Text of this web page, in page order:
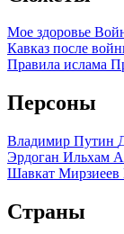
Мое здоровье
Кавказ после
Правила ислама
Персоны
Владимир Путин
Эрдоган Ильхам
Шавкат Мирзиеев
Страны